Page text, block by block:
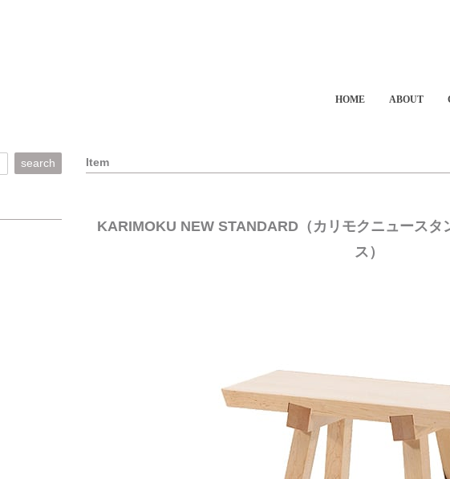
HOME ABOUT
Item
KARIMOKU NEW STANDARD（カリモクニュース
ス）
search